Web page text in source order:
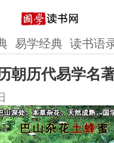
易学经典 读书语
朝历代易学名